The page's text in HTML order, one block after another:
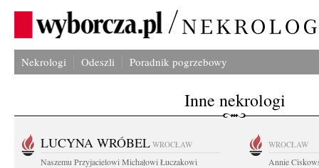
Nekrologi Odeszli Poradnik pogrzebowy
Inne nekrologi
LUCYNA WRÓBEL WROCŁAW
Naszemu Przyjacielowi Michałowi Łuczakowi
WROCŁAW
Annie